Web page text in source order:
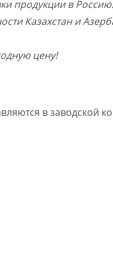
продукции в
Казахстан и
цену!
в заводской